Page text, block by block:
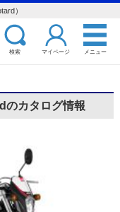
）
検索 マイページ メニュー
のカタログ情報